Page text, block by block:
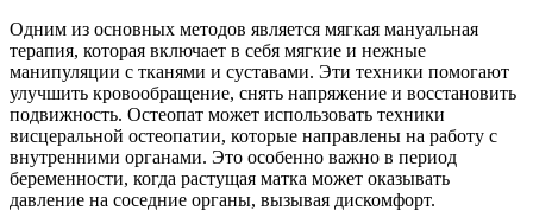
Одним из основных методов является мягкая мануальная
терапия, которая включает в себя мягкие и нежные
манипуляции с тканями и суставами. Эти техники помогают
улучшить кровообращение, снять напряжение и восстановить
подвижность. Остеопат может использовать техники
висцеральной остеопатии, которые направлены на работу с
внутренними органами. Это особенно важно в период
беременности, когда растущая матка может оказывать
давление на соседние органы, вызывая дискомфорт.